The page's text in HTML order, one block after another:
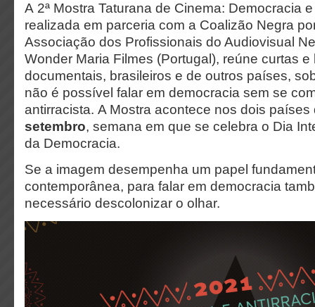
A 2ª Mostra Taturana de Cinema: Democracia
realizada em parceria com a Coalizão Negra
Associação dos Profissionais do Audiovisual
Wonder Maria Filmes (Portugal), reúne curtas
documentais, brasileiros e de outros países,
não é possível falar em democracia sem se
antirracista. A Mostra acontece nos dois países
setembro, semana em que se celebra o Dia
da Democracia.
Se a imagem desempenha um papel
contemporânea, para falar em democracia
necessário descolonizar o olhar.